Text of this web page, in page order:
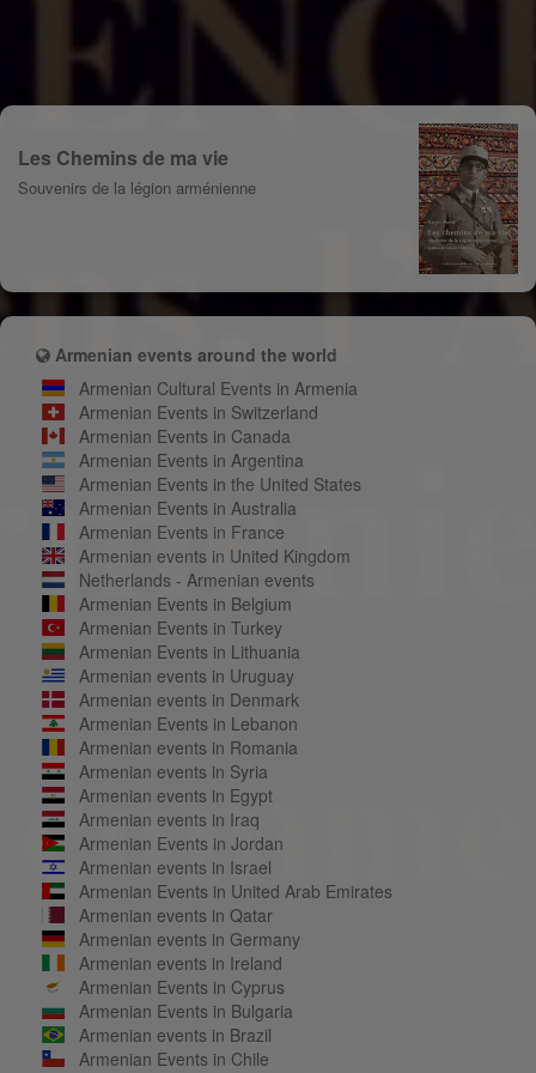
Les Chemins de ma vie
Souvenirs de la légion arménienne
Armenian events around the world
Armenian Cultural Events in Armenia
Armenian Events in Switzerland
Armenian Events in Canada
Armenian Events in Argentina
Armenian Events in the United States
Armenian Events in Australia
Armenian Events in France
Armenian events in United Kingdom
Netherlands - Armenian events
Armenian Events in Belgium
Armenian Events in Turkey
Armenian Events in Lithuania
Armenian events in Uruguay
Armenian events in Denmark
Armenian Events in Lebanon
Armenian events in Romania
Armenian events in Syria
Armenian events in Egypt
Armenian events in Iraq
Armenian Events in Jordan
Armenian events in Israel
Armenian Events in United Arab Emirates
Armenian events in Qatar
Armenian events in Germany
Armenian events in Ireland
Armenian Events in Cyprus
Armenian Events in Bulgaria
Armenian events in Brazil
Armenian Events in Chile